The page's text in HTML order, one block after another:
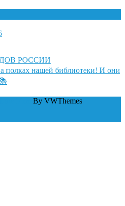
РОССИИ
полках нашей библиотеки! И они
By VWThemes